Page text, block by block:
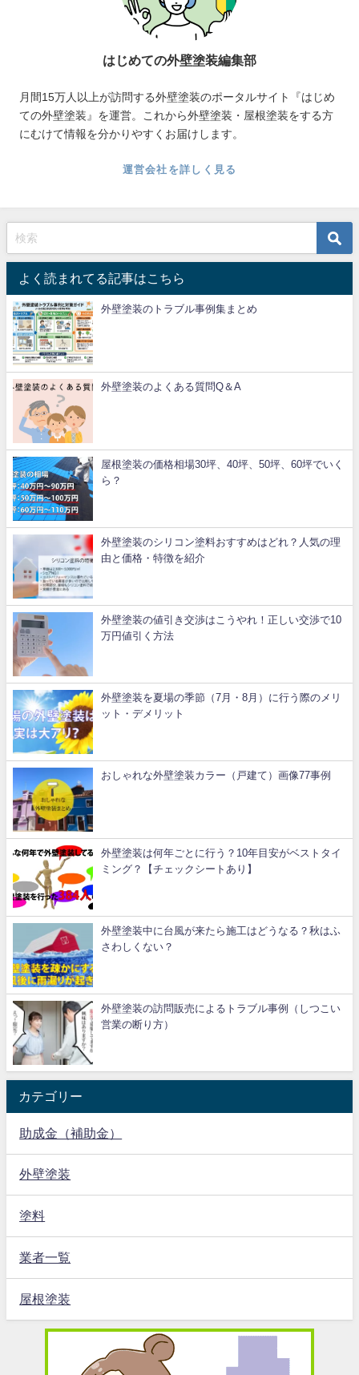
はじめての外壁塗装編集部
月間15万人以上が訪問する外壁塗装のポータルサイト『はじめ
ての外壁塗装』を運営。これから外壁塗装・屋根塗装をする方
にむけて情報を分かりやすくお届けします。
運営会社を詳しく見る
よく読まれてる記事はこちら
外壁塗装のトラブル事例集まとめ
外壁塗装のよくある質問Q＆A
屋根塗装の価格相場30坪、40坪、50坪、60坪でいく
ら？
外壁塗装のシリコン塗料おすすめはどれ？人気の理
由と価格・特徴を紹介
外壁塗装の値引き交渉はこうやれ！正しい交渉で10
万円値引く方法
外壁塗装を夏場の季節（7月・8月）に行う際のメリ
ット・デメリット
おしゃれな外壁塗装カラー（戸建て）画像77事例
外壁塗装は何年ごとに行う？10年目安がベストタイ
ミング？【チェックシートあり】
外壁塗装中に台風が来たら施工はどうなる？秋はふ
さわしくない？
外壁塗装の訪問販売によるトラブル事例（しつこい
営業の断り方）
カテゴリー
助成金（補助金）
外壁塗装
塗料
業者一覧
屋根塗装